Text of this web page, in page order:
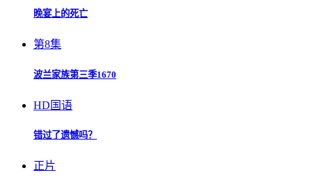
晚宴上的死亡
第8集
波兰家族第三季1670
HD国语
错过了遗憾吗？
正片